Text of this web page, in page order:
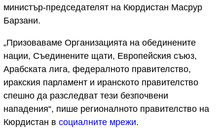
министър-председателят на Кюрдистан Масрур
Барзани.
„Призоваваме Организацията на обединените
нации, Съединените щати, Европейския съюз,
Арабската лига, федералното правителство,
иракския парламент и иранското правителство
спешно да разследват тези безпочвени
нападения“, пише регионалното правителство на
Кюрдистан в социалните мрежи.